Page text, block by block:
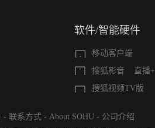
软件/智能硬件
移动客户端
搜狐影音
直播+
搜狐视频TV版
- 联系方式 - About SOHU - 公司介绍